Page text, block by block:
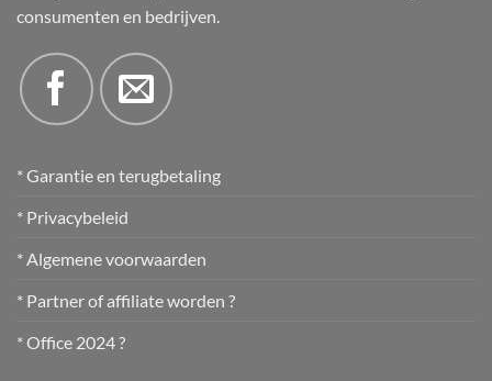
consumenten en bedrijven.
* Garantie en terugbetaling
* Privacybeleid
* Algemene voorwaarden
* Partner of affiliate worden ?
* Office 2024 ?